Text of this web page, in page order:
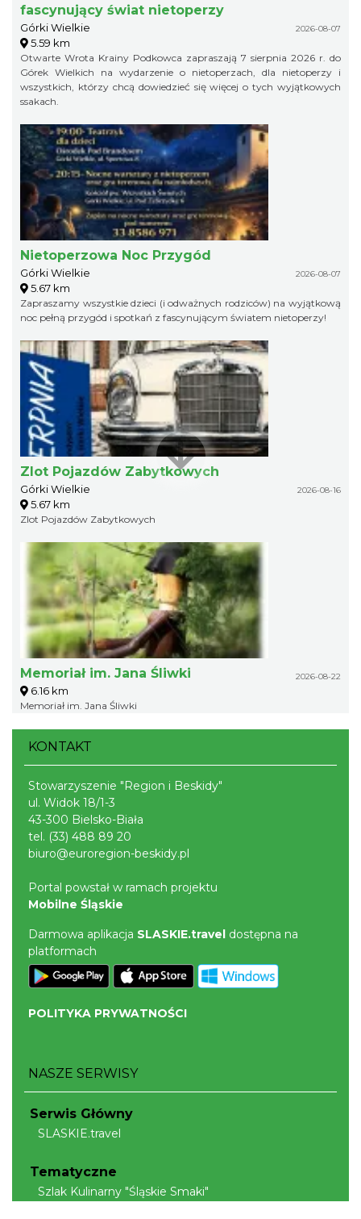
fascynujący świat nietoperzy
Górki Wielkie 2026-08-07
5.59 km
Otwarte Wrota Krainy Podkowca zapraszają 7 sierpnia 2026 r. do
Górek Wielkich na wydarzenie o nietoperzach, dla nietoperzy i
wszystkich, którzy chcą dowiedzieć się więcej o tych wyjątkowych
ssakach.
Nietoperzowa Noc Przygód
Górki Wielkie 2026-08-07
5.67 km
Zapraszamy wszystkie dzieci (i odważnych rodziców) na wyjątkową
noc pełną przygód i spotkań z fascynującym światem nietoperzy!
Zlot Pojazdów Zabytkowych
Górki Wielkie 2026-08-16
5.67 km
Zlot Pojazdów Zabytkowych
Memoriał im. Jana Śliwki 2026-08-22
6.16 km
Memoriał im. Jana Śliwki
KONTAKT
Stowarzyszenie "Region i Beskidy"
ul. Widok 18/1-3
43-300 Bielsko-Biała
tel. (33) 488 89 20
biuro@euroregion-beskidy.pl
Portal powstał w ramach projektu
Mobilne Śląskie
Darmowa aplikacja SLASKIE.travel dostępna na
platformach
POLITYKA PRYWATNOŚCI
NASZE SERWISY
Serwis Główny
SLASKIE.travel
Tematyczne
Szlak Kulinarny "Śląskie Smaki"